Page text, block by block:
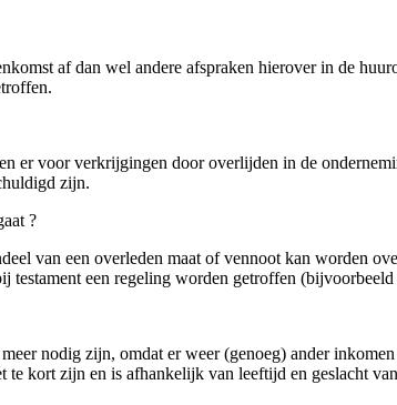
af dan wel andere afspraken hierover in de
er voor verkrijgingen door overlijden in de
zijn.
?
van een overleden maat of vennoot kan worden
een regeling worden getroffen
nodig zijn, omdat er weer (genoeg) ander
kort zijn en is afhankelijk van leeftijd en geslacht